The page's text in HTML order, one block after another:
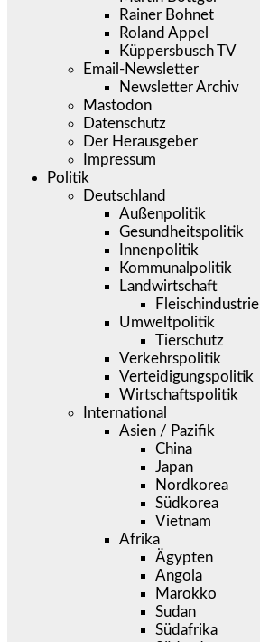
Rainer Bohnet
Roland Appel
Küppersbusch TV
Email-Newsletter
Newsletter Archiv
Mastodon
Datenschutz
Der Herausgeber
Impressum
Politik
Deutschland
Außenpolitik
Gesundheitspolitik
Innenpolitik
Kommunalpolitik
Landwirtschaft
Fleischindustrie
Umweltpolitik
Tierschutz
Verkehrspolitik
Verteidigungspolitik
Wirtschaftspolitik
International
Asien / Pazifik
China
Japan
Nordkorea
Südkorea
Vietnam
Afrika
Ägypten
Angola
Marokko
Sudan
Südafrika